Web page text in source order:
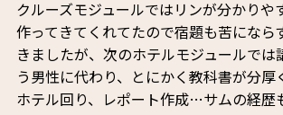
クルーズモジュールではリンが分かりや
作ってきてくれてたので宿題も苦になら
きましたが、次のホテルモジュールでは
う男性に代わり、とにかく教科書が分厚
ホテル回り、レポート作成…サムの経歴